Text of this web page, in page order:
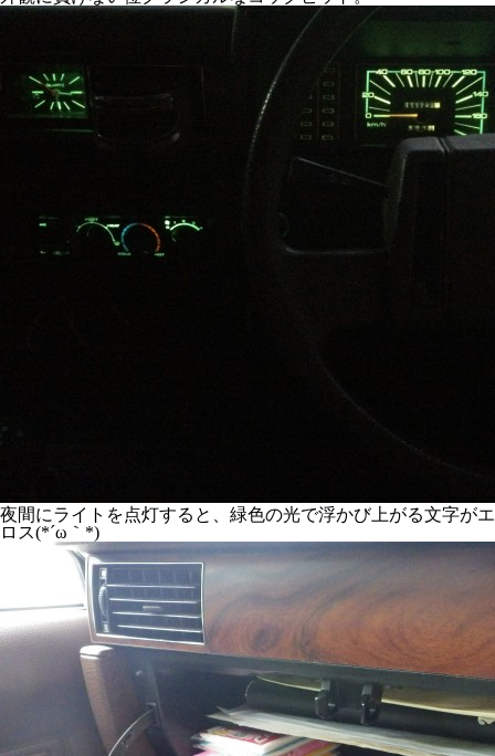
夜間にライトを点灯すると、緑色の光で浮かび上がる文字がエ
ロス(*´ω｀*)